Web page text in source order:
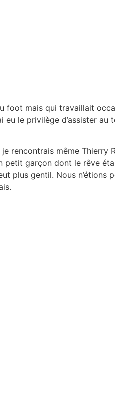
foot mais qui travaillait
eu le privilège d’assister
je rencontrais même
petit garçon dont le rêve
plus gentil. Nous n’étions